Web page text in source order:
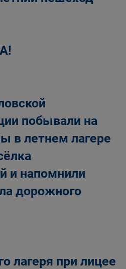
побывали на
в летнем лагере
и напомнили
дорожного
лагеря при лицее